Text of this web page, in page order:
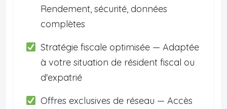
Rendement, sécurité, données
complètes
Stratégie fiscale optimisée — Adaptée
à votre situation de résident fiscal ou
d'expatrié
Offres exclusives de réseau — Accès